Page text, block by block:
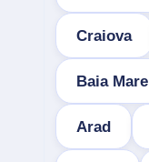
Craiova
Baia Mare
Arad